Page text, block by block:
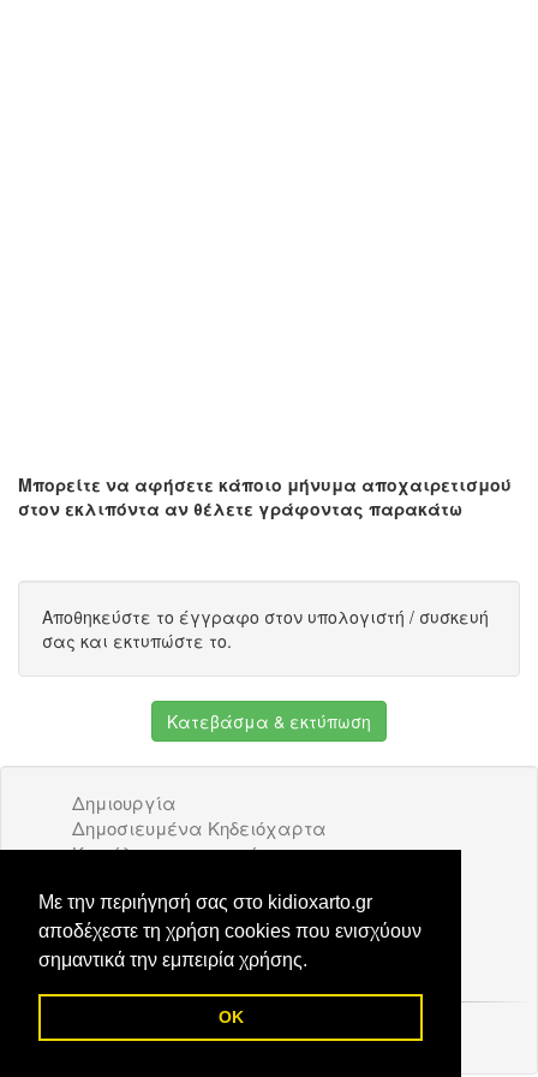
Με την περιήγησή σας στο kidioxarto.gr
αποδέχεστε τη χρήση cookies που ενισχύουν
σημαντικά την εμπειρία χρήσης.
OK
Μπορείτε να αφήσετε κάποιο μήνυμα αποχαιρετισμού
στον εκλιπόντα αν θέλετε γράφοντας παρακάτω
Αποθηκεύστε το έγγραφο στον υπολογιστή / συσκευή
σας και εκτυπώστε το.
Κατεβάσμα & εκτύπωση
Δημιουργία
Δημοσιευμένα Κηδειόχαρτα
Κατάλογος επιχειρήσεων
Διαφήμιση
Επικοινωνία
© 2026 Kidioxarto.gr /Επικοινωνία